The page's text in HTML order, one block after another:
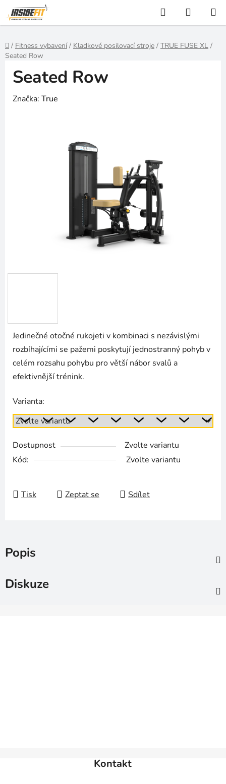
Přejít
na
obsah
Hledat
KOŠÍK
Domů
/ Fitness vybavení / Kladkové posilovací stroje / TRUE FUSE XL /
Seated Row
Jedinečné otočné rukojeti v kombinaci s nezávislými
rozbíhajícími se pažemi poskytují jednostranný pohyb v
celém rozsahu pohybu pro větší nábor svalů a
efektivnější trénink.
Varianta:
Dostupnost
Zvolte variantu
Kód:
Zvolte variantu
Tisk Zeptat se Sdílet
Seated Row
Značka: True
Popis
Diskuze
Kontakt